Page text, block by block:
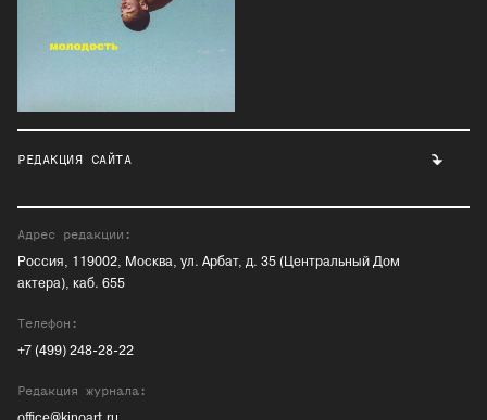
РЕДАКЦИЯ САЙТА
Адрес редакции:
Россия, 119002, Москва, ул. Арбат, д. 35 (Центральный Дом
актера), каб. 655
Телефон:
+7 (499) 248-28-22
Редакция журнала: